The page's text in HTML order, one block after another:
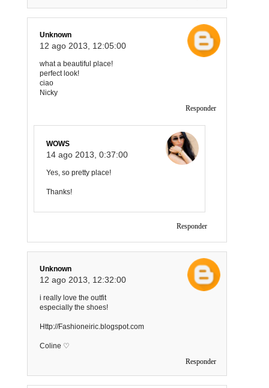
Unknown
12 ago 2013, 12:05:00
what a beautiful place!
perfect look!
ciao
Nicky
Responder
WOWS
14 ago 2013, 0:37:00
Yes, so pretty place!
Thanks!
Responder
Unknown
12 ago 2013, 12:32:00
i really love the outfit
especially the shoes!
Http://Fashioneiric.blogspot.com
Coline ♡
Responder